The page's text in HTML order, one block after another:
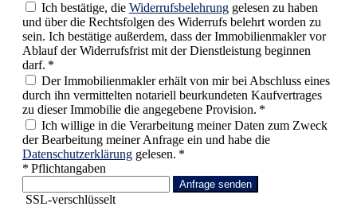
Ich bestätige, die Widerrufsbelehrung gelesen zu haben
und über die Rechtsfolgen des Widerrufs belehrt worden zu
sein. Ich bestätige außerdem, dass der Immobilienmakler vor
Ablauf der Widerrufsfrist mit der Dienstleistung beginnen
darf. *
Der Immobilienmakler erhält von mir bei Abschluss eines
durch ihn vermittelten notariell beurkundeten Kaufvertrages
zu dieser Immobilie die angegebene Provision. *
Ich willige in die Verarbeitung meiner Daten zum Zweck
der Bearbeitung meiner Anfrage ein und habe die
Datenschutzerklärung gelesen. *
* Pflichtangaben
Anfrage senden
SSL-verschlüsselt